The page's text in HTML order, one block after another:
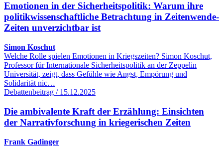
Emotionen in der Sicherheitspolitik: Warum ihre
politikwissenschaftliche Betrachtung in Zeitenwende-
Zeiten unverzichtbar ist
Simon Koschut
Welche Rolle spielen Emotionen in Kriegszeiten? Simon Koschut,
Professor für Internationale Sicherheitspolitik an der Zeppelin
Universität, zeigt, dass Gefühle wie Angst, Empörung und
Solidarität nic…
Debattenbeitrag / 15.12.2025
Die ambivalente Kraft der Erzählung: Einsichten
der Narrativforschung in kriegerischen Zeiten
Frank Gadinger